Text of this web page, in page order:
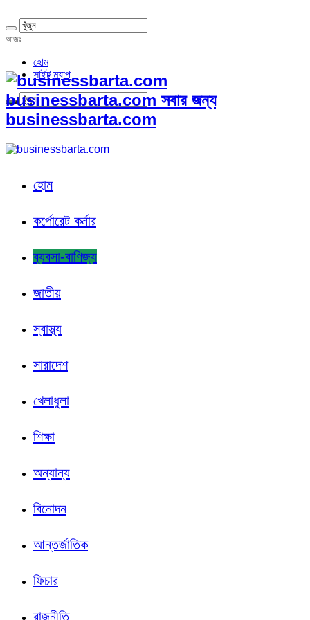
আজঃ
হোম
সাইট ম্যাপ
businessbarta.com সবার জন্য
businessbarta.com
হোম
কর্পোরেট কর্নার
ব্যবসা-বাণিজ্য
জাতীয়
স্বাস্থ্য
সারাদেশ
খেলাধুলা
শিক্ষা
অন্যান্য
বিনোদন
আন্তর্জাতিক
ফিচার
রাজনীতি